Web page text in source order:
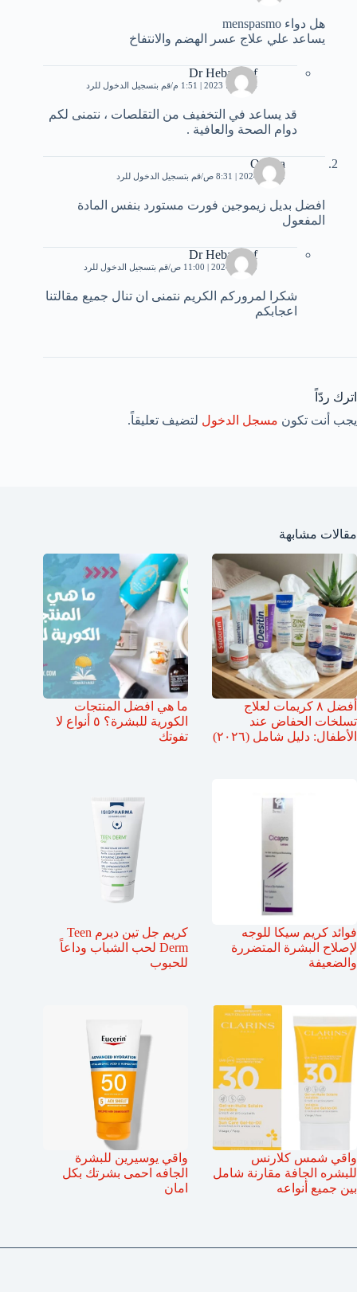
هل دواء menspasmo
يساعد علي علاج عسر الهضم والانتفاخ
Dr Heba Atef
14 يوليو، 2023 | 1:51 م قم بتسجيل الدخول للرد
قد يساعد في التخفيف من التقلصات ، نتمنى لكم
دوام الصحة والعافية .
Osama
2 يناير، 2024 | 8:31 ص قم بتسجيل الدخول للرد
افضل بديل زيموجين فورت مستورد بنفس المادة
المفعول
Dr Heba Atef
5 يناير، 2024 | 11:00 ص قم بتسجيل الدخول للرد
شكرا لمروركم الكريم نتمنى ان تنال جميع مقالتنا
اعجابكم
اترك ردّاً
يجب أنت تكون مسجل الدخول لتضيف تعليقاً.
مقالات مشابهة
أفضل ٨ كريمات لعلاج
تسلخات الحفاض عند
الأطفال: دليل شامل (٢٠٢٦)
ما هي افضل المنتجات
الكورية للبشرة؟ ٥ أنواع لا
تفوتك
فوائد كريم سيكا للوجه
لإصلاح البشرة المتضررة
والضعيفة
كريم جل تين ديرم Teen
Derm لحب الشباب وداعاً
للحبوب
واقي شمس كلارنس
للبشره الجافة مقارنة شامل
بين جميع أنواعه
واقي يوسيرين للبشرة
الجافه احمى بشرتك بكل
امان